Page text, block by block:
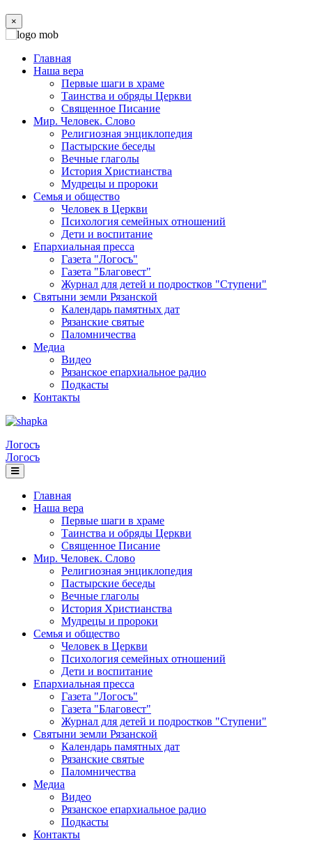
×
Главная
Наша вера
Первые шаги в храме
Таинства и обряды Церкви
Священное Писание
Мир. Человек. Слово
Религиозная энциклопедия
Пастырские беседы
Вечные глаголы
История Христианства
Мудрецы и пророки
Семья и общество
Человек в Церкви
Психология семейных отношений
Дети и воспитание
Епархиальная пресса
Газета "Логосъ"
Газета "Благовест"
Журнал для детей и подростков "Ступени"
Святыни земли Рязанской
Календарь памятных дат
Рязанские святые
Паломничества
Медиа
Видео
Рязанское епархиальное радио
Подкасты
Контакты
Логосъ
Логосъ
Главная
Наша вера
Первые шаги в храме
Таинства и обряды Церкви
Священное Писание
Мир. Человек. Слово
Религиозная энциклопедия
Пастырские беседы
Вечные глаголы
История Христианства
Мудрецы и пророки
Семья и общество
Человек в Церкви
Психология семейных отношений
Дети и воспитание
Епархиальная пресса
Газета "Логосъ"
Газета "Благовест"
Журнал для детей и подростков "Ступени"
Святыни земли Рязанской
Календарь памятных дат
Рязанские святые
Паломничества
Медиа
Видео
Рязанское епархиальное радио
Подкасты
Контакты